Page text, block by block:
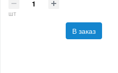
шт
В заказ